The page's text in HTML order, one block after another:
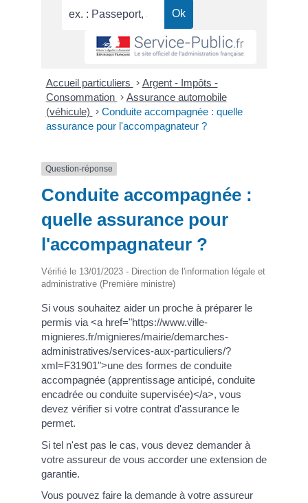
Accueil particuliers > Argent - Impôts -
Consommation > Assurance automobile
(véhicule) > Conduite accompagnée : quelle
assurance pour l'accompagnateur ?
Question-réponse
Conduite accompagnée :
quelle assurance pour
l'accompagnateur ?
Vérifié le 13/01/2023 - Direction de l'information légale et
administrative (Première ministre)
Si vous souhaitez aider un proche à préparer le
permis via <a href="https://www.ville-
mignieres.fr/mignieres/mairie/demarches-
administratives/services-aux-particuliers/?
xml=F31901">une des formes de conduite
accompagnée (apprentissage anticipé, conduite
encadrée ou conduite supervisée)</a>, vous
devez vérifier si votre contrat d'assurance le
permet.
Si tel n'est pas le cas, vous devez demander à
votre assureur de vous accorder une extension de
garantie.
Vous pouvez faire la demande à votre assureur